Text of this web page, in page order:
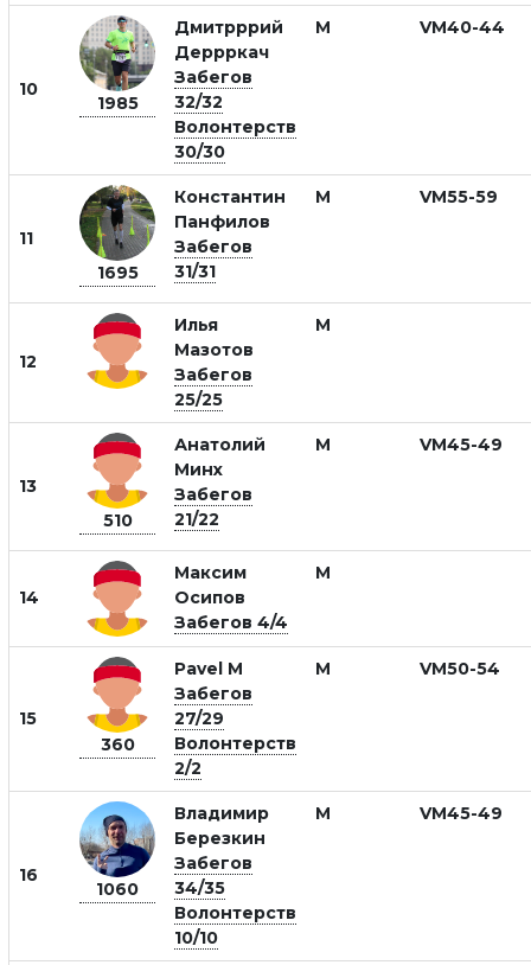
10
1985
Дмитрррий
Деррркач
Забегов
32/32
Волонтерств
30/30
М VM40-44
11
1695
Константин
Панфилов
Забегов
31/31
М VM55-59
12
Илья
Мазотов
Забегов
25/25
М
13
510
Анатолий
Минх
Забегов
21/22
М VM45-49
14
Максим
Осипов
Забегов 4/4
М
15
360
Pavel M
Забегов
27/29
Волонтерств
2/2
М VM50-54
16
1060
Владимир
Березкин
Забегов
34/35
Волонтерств
10/10
М VM45-49